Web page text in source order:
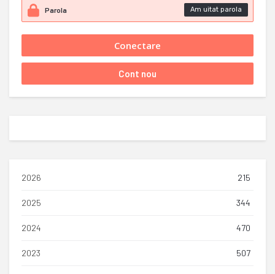
Am uitat parola
2026 215
2025 344
2024 470
2023 507